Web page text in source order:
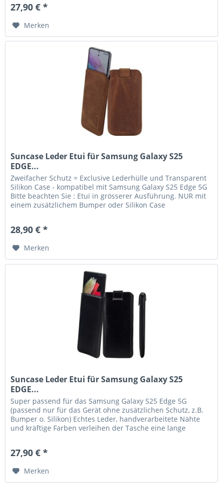
27,90 € *
Merken
Suncase Leder Etui für Samsung Galaxy S25
EDGE...
Zweifacher Schutz = Exclusive Lederhülle und Transparent
Silikon Case - kompatibel mit Samsung Galaxy S25 Edge 5G
Bitte beachten Sie : Etui in grösserer Ausführung. NUR mit
einem zusätzlichem Bumper oder Silikon Case
28,90 € *
Merken
Suncase Leder Etui für Samsung Galaxy S25
EDGE...
Super passend für das Samsung Galaxy S25 Edge 5G
(passend nur für das Gerät ohne zusätzlichen Schutz, z.B.
Bumper o. Silikon) Echtes Leder, handverarbeitete Nähte
und kräftige Farben verleihen der Tasche eine lange
27,90 € *
Merken